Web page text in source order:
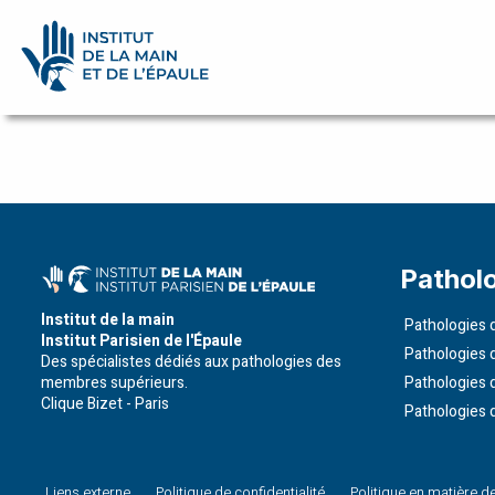
Institut de la main
Institut Parisien de l'Épaule
Des spécialistes dédiés aux pathologies des
membres supérieurs.
Clique Bizet - Paris
Pathologies
Pathologies
Pathologies
Pathologies
Etudes
cas
Infos
pratiques
Humanitaire